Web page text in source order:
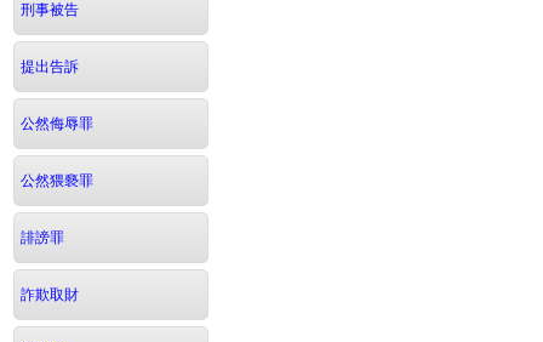
刑事被告
提出告訴
公然侮辱罪
公然猥褻罪
誹謗罪
詐欺取財